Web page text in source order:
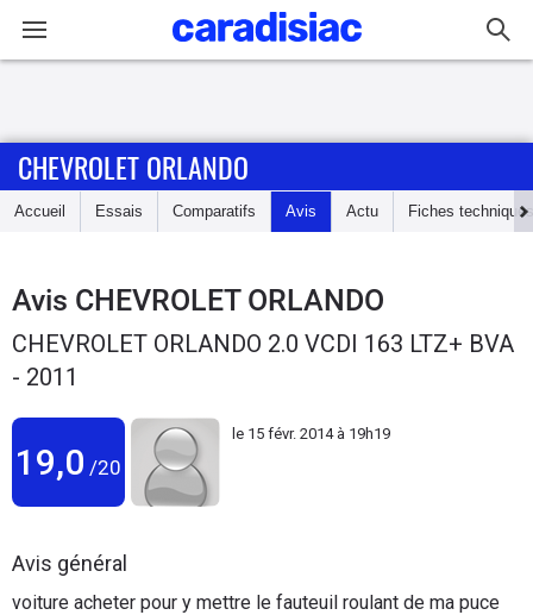
Accueil
Essais
Guide
d'achat
Utilitaires
Flottes
CHEVROLET ORLANDO
Accueil Essais Comparatifs Avis Actu Fiches techniques
Avis CHEVROLET ORLANDO
CHEVROLET ORLANDO 2.0 VCDI 163 LTZ+ BVA
- 2011
19,0 /20
le 15 févr. 2014 à 19h19
Avis général
voiture acheter pour y mettre le fauteuil roulant de ma puce